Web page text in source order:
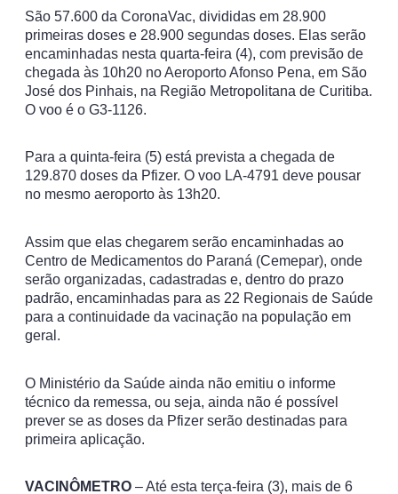
São 57.600 da CoronaVac, divididas em 28.900
primeiras doses e 28.900 segundas doses. Elas serão
encaminhadas nesta quarta-feira (4), com previsão de
chegada às 10h20 no Aeroporto Afonso Pena, em São
José dos Pinhais, na Região Metropolitana de Curitiba.
O voo é o G3-1126.
Para a quinta-feira (5) está prevista a chegada de
129.870 doses da Pfizer. O voo LA-4791 deve pousar
no mesmo aeroporto às 13h20.
Assim que elas chegarem serão encaminhadas ao
Centro de Medicamentos do Paraná (Cemepar), onde
serão organizadas, cadastradas e, dentro do prazo
padrão, encaminhadas para as 22 Regionais de Saúde
para a continuidade da vacinação na população em
geral.
O Ministério da Saúde ainda não emitiu o informe
técnico da remessa, ou seja, ainda não é possível
prever se as doses da Pfizer serão destinadas para
primeira aplicação.
VACINÔMETRO – Até esta terça-feira (3), mais de 6